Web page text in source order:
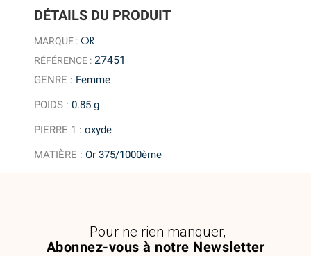
DÉTAILS DU PRODUIT
MARQUE : OR
RÉFÉRENCE : 27451
GENRE : Femme
POIDS :0.85 g
PIERRE 1 :oxyde
MATIÈRE :Or 375/1000ème
Abonnez-vous à notre Newsletter
Pour ne rien manquer,